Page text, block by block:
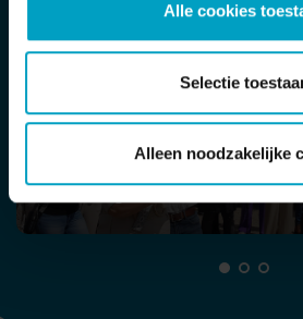
Alle cookies
Selectie
Alleen noodzakelijke